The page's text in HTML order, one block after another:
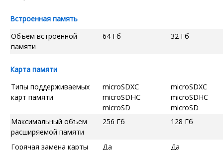
Встроенная память
Объём встроенной
памяти
64 Гб 32 Гб
Карта памяти
Типы поддерживаемых
карт памяти
microSDXC
microSDHC
microSD
microSDXC
microSDHC
microSD
Максимальный объем
расширяемой памяти
256 Гб 128 Гб
Горячая замена карты
Да Да